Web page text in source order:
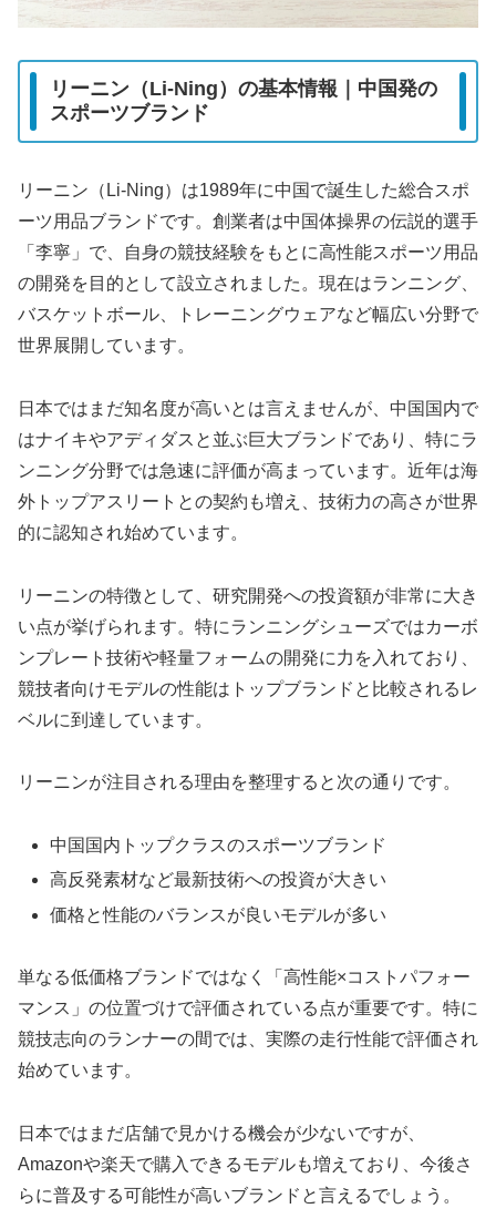
リーニン（Li-Ning）の基本情報｜中国発の
スポーツブランド
リーニン（Li-Ning）は1989年に中国で誕生した総合スポ
ーツ用品ブランドです。創業者は中国体操界の伝説的選手
「李寧」で、自身の競技経験をもとに高性能スポーツ用品
の開発を目的として設立されました。現在はランニング、
バスケットボール、トレーニングウェアなど幅広い分野で
世界展開しています。
日本ではまだ知名度が高いとは言えませんが、中国国内で
はナイキやアディダスと並ぶ巨大ブランドであり、特にラ
ンニング分野では急速に評価が高まっています。近年は海
外トップアスリートとの契約も増え、技術力の高さが世界
的に認知され始めています。
リーニンの特徴として、研究開発への投資額が非常に大き
い点が挙げられます。特にランニングシューズではカーボ
ンプレート技術や軽量フォームの開発に力を入れており、
競技者向けモデルの性能はトップブランドと比較されるレ
ベルに到達しています。
リーニンが注目される理由を整理すると次の通りです。
中国国内トップクラスのスポーツブランド
高反発素材など最新技術への投資が大きい
価格と性能のバランスが良いモデルが多い
単なる低価格ブランドではなく「高性能×コストパフォー
マンス」の位置づけで評価されている点が重要です。特に
競技志向のランナーの間では、実際の走行性能で評価され
始めています。
日本ではまだ店舗で見かける機会が少ないですが、
Amazonや楽天で購入できるモデルも増えており、今後さ
らに普及する可能性が高いブランドと言えるでしょう。